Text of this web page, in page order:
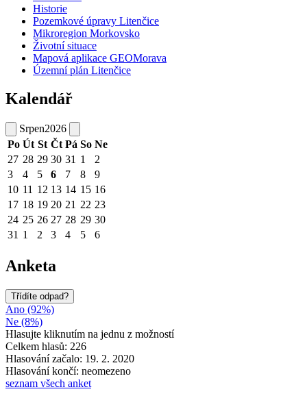
Historie
Pozemkové úpravy Litenčice
Mikroregion Morkovsko
Životní situace
Mapová aplikace GEOMorava
Územní plán Litenčice
Kalendář
Srpen2026
Po Út St Čt Pá So Ne
27 28 29 30 31 1
2
3
4 5 6 7 8
9
10 11 12 13 14 15 16
17 18 19 20 21 22 23
24 25 26 27 28 29 30
31 1 2 3 4 5 6
Anketa
Třídíte odpad?
Ano (92%)
Ne (8%)
Hlasujte kliknutím na jednu z možností
Celkem hlasů: 226
Hlasování začalo: 19. 2. 2020
Hlasování končí: neomezeno
seznam všech anket